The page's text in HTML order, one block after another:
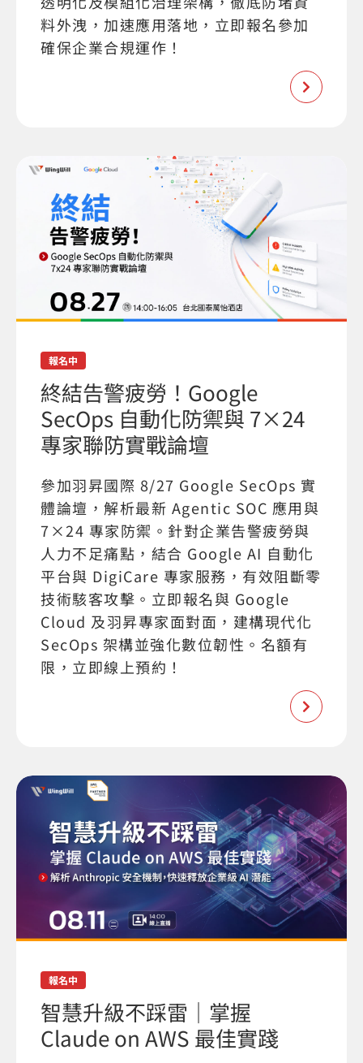
料外洩，加速應用落地，立即報名參加
確保企業合規運作！
報名中
終結告警疲勞！Google
SecOps 自動化防禦與 7×24
專家聯防實戰論壇
參加羽昇國際 8/27 Google SecOps 實
體論壇，解析最新 Agentic SOC 應用與
7×24 專家防禦。針對企業告警疲勞與
人力不足痛點，結合 Google AI 自動化
平台與 DigiCare 專家服務，有效阻斷零
技術駭客攻擊。立即報名與 Google
Cloud 及羽昇專家面對面，建構現代化
SecOps 架構並強化數位韌性。名額有
限，立即線上預約！
報名中
智慧升級不踩雷｜掌握
Claude on AWS 最佳實踐